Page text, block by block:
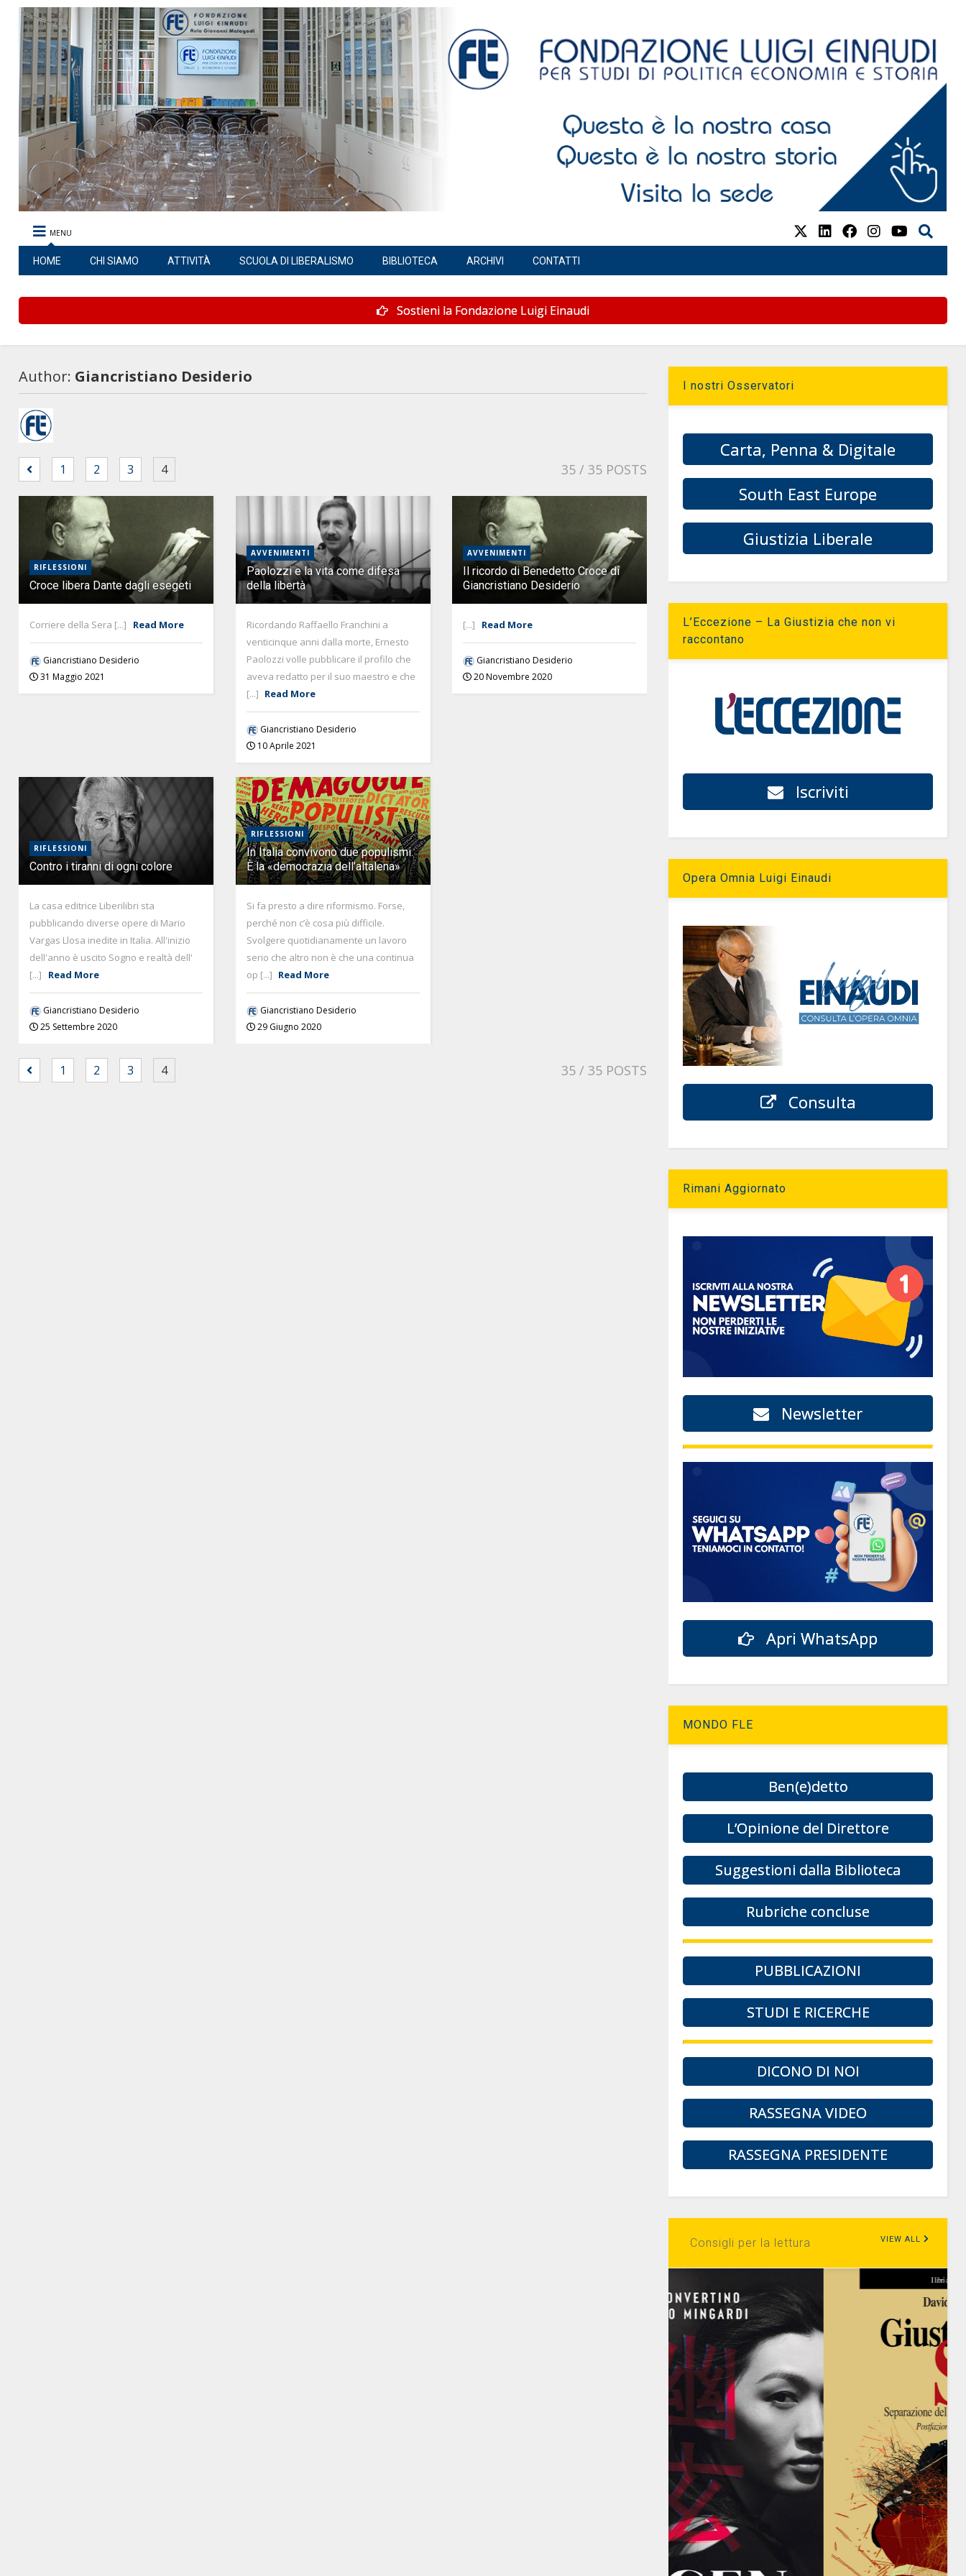
MENU
HOME CHI SIAMO ATTIVITÀ SCUOLA DI LIBERALISMO BIBLIOTECA ARCHIVI CONTATTI
Sostieni la Fondazione Luigi Einaudi
Author: Giancristiano Desiderio
1 2 3 4 35 / 35 POSTS
RIFLESSIONI
Croce libera Dante dagli esegeti
Corriere della Sera [...] Read More
Giancristiano Desiderio
31 Maggio 2021
AVVENIMENTI
Paolozzi e la vita come difesa
della libertà
Ricordando Raffaello Franchini a
venticinque anni dalla morte, Ernesto
Paolozzi volle pubblicare il profilo che
aveva redatto per il suo maestro e che
[...] Read More
Giancristiano Desiderio
10 Aprile 2021
AVVENIMENTI
Il ricordo di Benedetto Croce di
Giancristiano Desiderio
[...] Read More
Giancristiano Desiderio
20 Novembre 2020
RIFLESSIONI
Contro i tiranni di ogni colore
La casa editrice Liberilibri sta
pubblicando diverse opere di Mario
Vargas Llosa inedite in Italia. All'inizio
dell'anno è uscito Sogno e realtà dell'
[...]
Read More
Giancristiano Desiderio
25 Settembre 2020
RIFLESSIONI
In Italia convivono due populismi.
È la «democrazia dell’altalena»
Si fa presto a dire riformismo. Forse,
perché non c’è cosa più difficile.
Svolgere quotidianamente un lavoro
serio che altro non è che una continua
op [...] Read More
Giancristiano Desiderio
29 Giugno 2020
1 2 3 4 35 / 35 POSTS
I nostri Osservatori
Carta, Penna & Digitale
South East Europe
Giustizia Liberale
L’Eccezione – La Giustizia che non vi
raccontano
Iscriviti
Opera Omnia Luigi Einaudi
Consulta
Rimani Aggiornato
Newsletter
Apri WhatsApp
MONDO FLE
Ben(e)detto
L’Opinione del Direttore
Suggestioni dalla Biblioteca
Rubriche concluse
PUBBLICAZIONI
STUDI E RICERCHE
DICONO DI NOI
RASSEGNA VIDEO
RASSEGNA PRESIDENTE
Consigli per la lettura VIEW ALL